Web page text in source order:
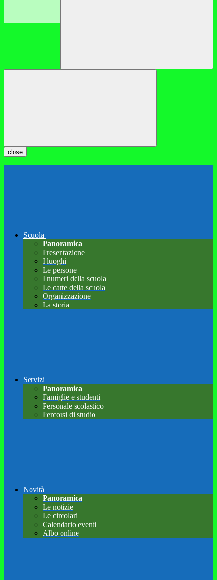
close
Scuola
Panoramica
Presentazione
I luoghi
Le persone
I numeri della scuola
Le carte della scuola
Organizzazione
La storia
Servizi
Panoramica
Famiglie e studenti
Personale scolastico
Percorsi di studio
Novità
Panoramica
Le notizie
Le circolari
Calendario eventi
Albo online